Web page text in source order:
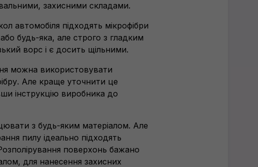
захисними складами.
автомобіля підходять мікрофібри
будь-яка, але строго з гладким
ворс і є досить щільними.
можна використовувати
Але краще уточнити це
інструкцію виробника до
з будь-яким матеріалом. Але
пилу ідеально підходять
поверхонь бажано
для нанесення захисних